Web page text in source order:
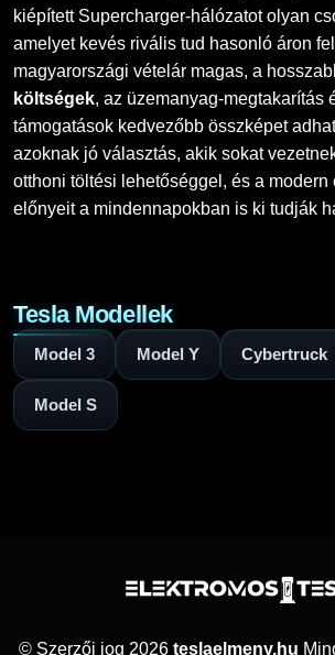
kiépített Supercharger-hálózatot olyan
amelyet kevés rivális tud hasonló áron
magyarországi vételár magas, a
költségek, az üzemanyag-megtakarítás
támogatások kedvezőbb összképet
azoknak jó választás, akik sokat
otthoni töltési lehetőséggel, és a modern
előnyeit a mindennapokban is ki tudják
Tesla Modellek
Model 3 Model Y Cybertruck
Model S
© Szerzői jog 2026 teslaelmeny.hu